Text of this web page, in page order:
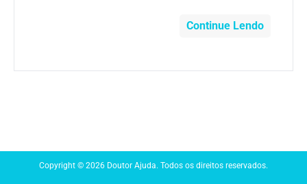
Câncer
Continue Lendo
Copyright © 2026 Doutor Ajuda. Todos os direitos reservados.